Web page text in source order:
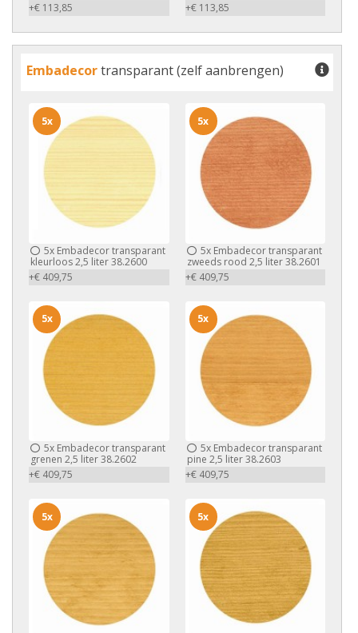
+€ 113,85
+€ 113,85
Embadecortransparant (zelf aanbrengen)
5x Embadecor transparant
kleurloos 2,5 liter 38.2600
+€ 409,75
5x
5xEmbadecor transparant
zweeds rood 2,5 liter 38.2601
+€ 409,75
5x
5x Embadecor transparant
grenen 2,5 liter 38.2602
+€ 409,75
5x
5xEmbadecor transparant
pine 2,5 liter 38.2603
+€ 409,75
5x
5x 5x